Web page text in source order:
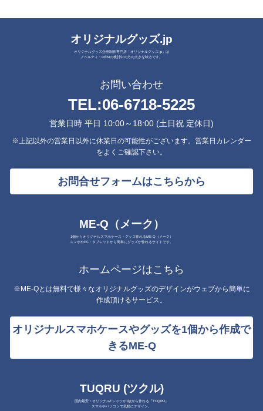
オリジナルグッズ.jp
オリジナルグッズ企画制作専門店「オリジナルグッズ.jp」は
ノベルティ・OEMの検討中の方の大きな味方です。
お問い合わせ
TEL:06-6718-5225
営業日時 平日 10:00～18:00 (土日祝 定休日)
※上記以外の営業日以外に休業日の可能性がございます。営業日カレンダー
をよくご確認下さい。
お問合せフォームはこちらから
ME-Q（メーク）
1個からオリジナルスマホケース・グッズ作れるME-Q（メーク）
スマホやPC・タブレットから簡単にグッズが作れるサイトです。
ホームページはこちら
※ME-Qとは無料で様々なオリジナルグッズのデザインがウェブから簡単に
作成頂けるサービス。
オリジナルスマホケースやグッズを1個から作成で
きるME-Q
TUQRU (ツクル)
国内最安！オリジナルTシャツが1枚から作れる『TUQRU』
スマホやパソコンで気軽にデザイン。